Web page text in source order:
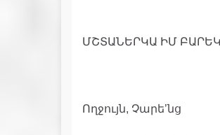
ՄՇՏԱՆԵՐԿԱ ԻՄ
Ողջույն, Չարե’նց